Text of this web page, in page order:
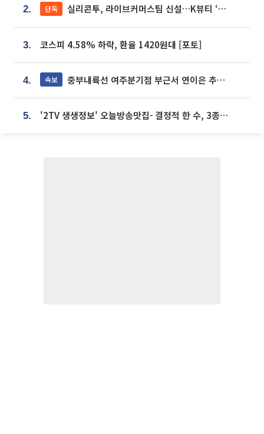
2. 단독 실리콘투, 라이브커머스팀 신설…K뷰티 ‘글로벌 판매망’ 확대[K뷰티 라방戰]
3. 코스피 4.58% 하락, 환율 1420원대 [포토]
4. 속보 중부내륙선 여주분기점 부근서 연이은 추돌사고 발생
5. '2TV 생생정보' 오늘방송맛집- 결정적 한 수, 3종 메밀면! 메밀 소바 맛집 '의○○○○'